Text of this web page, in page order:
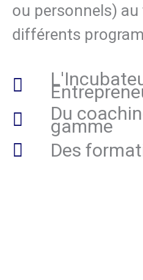
ou personnels) au
différents
Du
gamme
Des